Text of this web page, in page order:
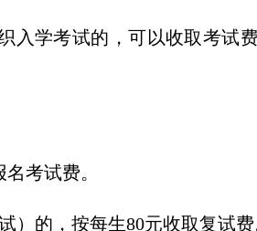
入学考试的，可以收取考试
考试费。
）的，按每生80元收取复试费